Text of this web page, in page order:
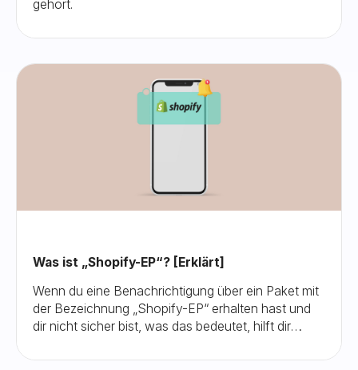
gehört.
Was ist „Shopify-EP“? [Erklärt]
Wenn du eine Benachrichtigung über ein Paket mit
der Bezeichnung „Shopify-EP“ erhalten hast und
dir nicht sicher bist, was das bedeutet, hilft dir
verstehen und dich darin zurechtzufinden.